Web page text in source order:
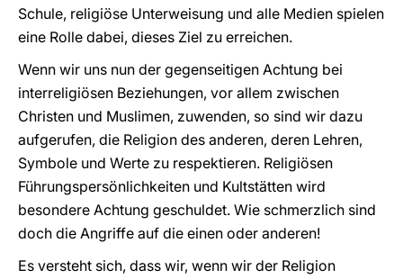
Schule, religiöse Unterweisung und alle Medien spielen
eine Rolle dabei, dieses Ziel zu erreichen.
Wenn wir uns nun der gegenseitigen Achtung bei
interreligiösen Beziehungen, vor allem zwischen
Christen und Muslimen, zuwenden, so sind wir dazu
aufgerufen, die Religion des anderen, deren Lehren,
Symbole und Werte zu respektieren. Religiösen
Führungspersönlichkeiten und Kultstätten wird
besondere Achtung geschuldet. Wie schmerzlich sind
doch die Angriffe auf die einen oder anderen!
Es versteht sich, dass wir, wenn wir der Religion